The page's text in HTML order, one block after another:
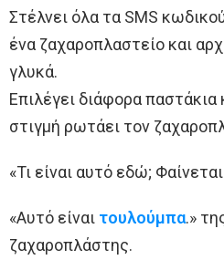
Στέλνει όλα τα SMS
ένα ζαχαροπλαστείο και
γλυκά.
Επιλέγει διάφορα παστάκια
στιγμή ρωτάει τον
«Τι είναι αυτό εδώ;
«Αυτό είναι τουλούμπα.»
ζαχαροπλάστης.